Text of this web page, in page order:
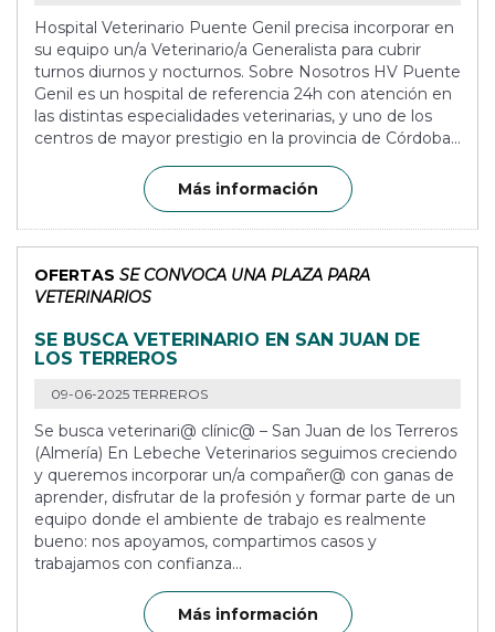
Hospital Veterinario Puente Genil precisa incorporar en
su equipo un/a Veterinario/a Generalista para cubrir
turnos diurnos y nocturnos. Sobre Nosotros HV Puente
Genil es un hospital de referencia 24h con atención en
las distintas especialidades veterinarias, y uno de los
centros de mayor prestigio en la provincia de Córdoba...
Más información
OFERTAS SE CONVOCA UNA PLAZA PARA
VETERINARIOS
SE BUSCA VETERINARIO EN SAN JUAN DE
LOS TERREROS
09-06-2025 TERREROS
Se busca veterinari@ clínic@ – San Juan de los Terreros
(Almería) En Lebeche Veterinarios seguimos creciendo
y queremos incorporar un/a compañer@ con ganas de
aprender, disfrutar de la profesión y formar parte de un
equipo donde el ambiente de trabajo es realmente
bueno: nos apoyamos, compartimos casos y
trabajamos con confianza...
Más información